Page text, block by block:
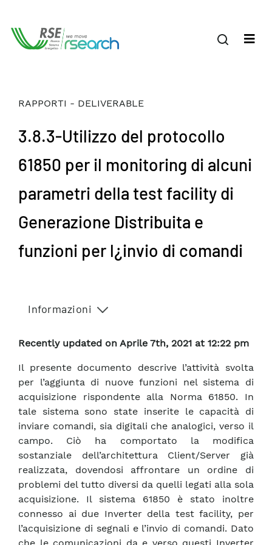
RAPPORTI - DELIVERABLE
3.8.3-Utilizzo del protocollo
61850 per il monitoring di alcuni
parametri della test facility di
Generazione Distribuita e
funzioni per l¿invio di comandi
Informazioni
Recently updated on Aprile 7th, 2021 at 12:22 pm
Il presente documento descrive l’attività svolta
per l’aggiunta di nuove funzioni nel sistema di
acquisizione rispondente alla Norma 61850. In
tale sistema sono state inserite le capacità di
inviare comandi, sia digitali che analogici, verso il
campo. Ciò ha comportato la modifica
sostanziale dell’architettura Client/Server già
realizzata, dovendosi affrontare un ordine di
problemi del tutto diversi da quelli legati alla sola
acquisizione. Il sistema 61850 è stato inoltre
connesso ai due Inverter della test facility, per
l’acquisizione di segnali e l’invio di comandi. Dato